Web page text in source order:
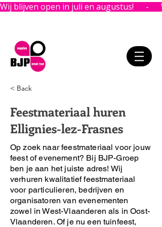
Wij blijven open in juli en augustus!      -
< Back
Feestmateriaal huren
Ellignies-lez-Frasnes
Op zoek naar feestmateriaal voor jouw
feest of evenement? Bij BJP-Groep
ben je aan het juiste adres! Wij
verhuren kwalitatief feestmateriaal
voor particulieren, bedrijven en
organisatoren van evenementen
zowel in West-Vlaanderen als in Oost-
Vlaanderen. Of je nu een tuinfeest,